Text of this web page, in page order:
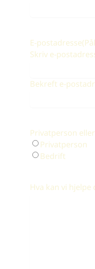
E-postadresse
Skriv e-
Bekreft e-
Privatperson
Privatperson
Bedrift
Hva kan vi hjelpe